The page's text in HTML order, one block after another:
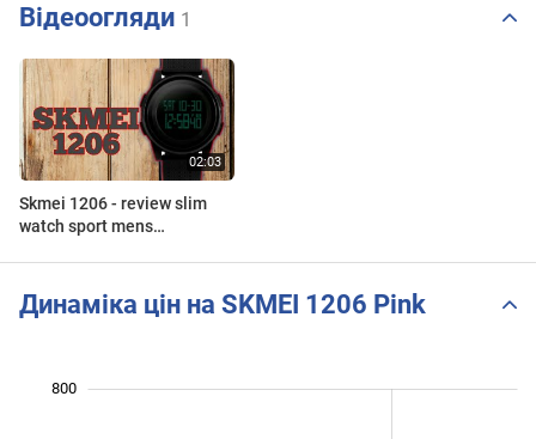
Відеоогляди 1
Skmei 1206 - review slim
watch sport mens
Динаміка цін на SKMEI 1206 Pink
800